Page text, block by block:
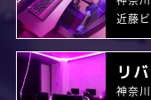
近藤
リ
神奈